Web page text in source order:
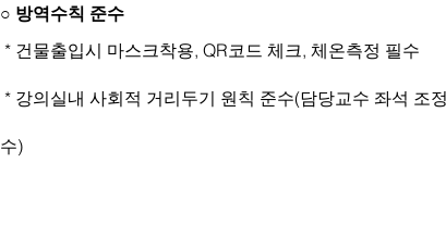
○ 방역수칙 준수
* 건물출입시 마스크착용, QR코드 체크, 체온측정 필수
수)